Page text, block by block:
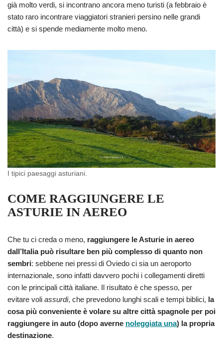
già molto verdi, si incontrano ancora meno turisti (a febbraio è
stato raro incontrare viaggiatori stranieri persino nelle grandi
città) e si spende mediamente molto meno.
I tipici paesaggi asturiani.
COME RAGGIUNGERE LE
ASTURIE IN AEREO
Che tu ci creda o meno, raggiungere le Asturie in aereo
dall’Italia può risultare ben più complesso di quanto non
sembri: sebbene nei pressi di Oviedo ci sia un aeroporto
internazionale, sono infatti davvero pochi i collegamenti diretti
con le principali città italiane. Il risultato è che spesso, per
evitare voli assurdi, che prevedono lunghi scali e tempi biblici, la
cosa più conveniente è volare su altre città spagnole per poi
raggiungere in auto (dopo averne noleggiata una) la propria
destinazione.